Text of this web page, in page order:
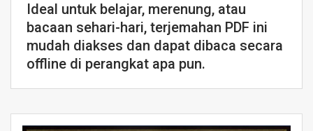
Ideal untuk belajar, merenung, atau
bacaan sehari-hari, terjemahan PDF ini
mudah diakses dan dapat dibaca secara
offline di perangkat apa pun.